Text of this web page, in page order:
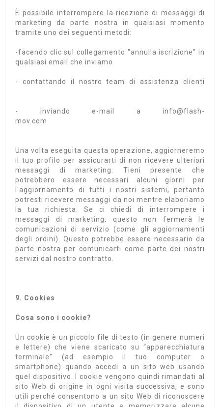
È possibile interrompere la ricezione di messaggi di
marketing da parte nostra in qualsiasi momento
tramite uno dei seguenti metodi:
-facendo clic sul collegamento "annulla iscrizione" in
qualsiasi email che inviamo
- contattando il nostro team di assistenza clienti
- inviando e-mail a info@flash-
mov.com
Una volta eseguita questa operazione, aggiorneremo
il tuo profilo per assicurarti di non ricevere ulteriori
messaggi di marketing. Tieni presente che
potrebbero essere necessari alcuni giorni per
l'aggiornamento di tutti i nostri sistemi, pertanto
potresti ricevere messaggi da noi mentre elaboriamo
la tua richiesta. Se ci chiedi di interrompere i
messaggi di marketing, questo non fermerà le
comunicazioni di servizio (come gli aggiornamenti
degli ordini). Questo potrebbe essere necessario da
parte nostra per comunicarti come parte dei nostri
servizi dal nostro contratto.
9. Cookies
Cosa sono i cookie?
Un cookie è un piccolo file di testo (in genere numeri
e lettere) che viene scaricato su “apparecchiatura
terminale” (ad esempio il tuo computer o
smartphone) quando accedi a un sito web usando
quel dispositivo. I cookie vengono quindi rimandati al
sito Web di origine in ogni visita successiva, e sono
utili perché consentono a un sito Web di riconoscere